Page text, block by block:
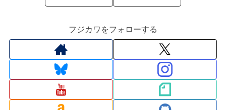
フジカワをフォローする